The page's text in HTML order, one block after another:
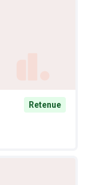
Retenue